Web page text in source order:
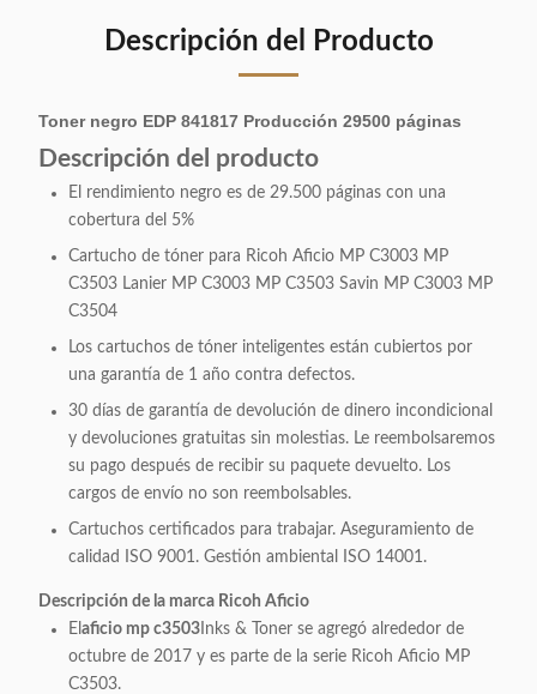
Descripción del Producto
Toner negro EDP 841817 Producción 29500 páginas
Descripción del producto
El rendimiento negro es de 29.500 páginas con una
cobertura del 5%
Cartucho de tóner para Ricoh Aficio MP C3003 MP
C3503 Lanier MP C3003 MP C3503 Savin MP C3003 MP
C3504
Los cartuchos de tóner inteligentes están cubiertos por
una garantía de 1 año contra defectos.
30 días de garantía de devolución de dinero incondicional
y devoluciones gratuitas sin molestias. Le reembolsaremos
su pago después de recibir su paquete devuelto. Los
cargos de envío no son reembolsables.
Cartuchos certificados para trabajar. Aseguramiento de
calidad ISO 9001. Gestión ambiental ISO 14001.
Descripción de la marca Ricoh Aficio
El aficio mp c3503 Inks & Toner se agregó alrededor de
octubre de 2017 y es parte de la serie Ricoh Aficio MP
C3503.